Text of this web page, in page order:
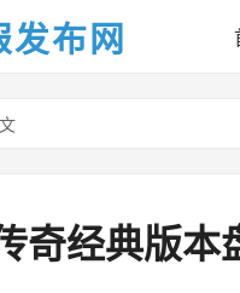
发布网
奇经典版本